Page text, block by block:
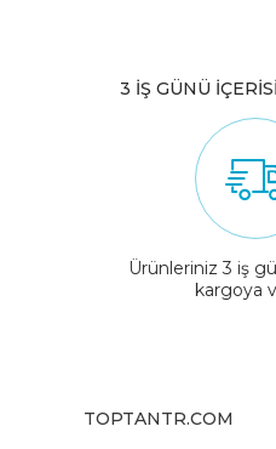
3 İŞ GÜNÜ
Ürünleriniz 3 iş
kargoya
TOPTANTR.COM